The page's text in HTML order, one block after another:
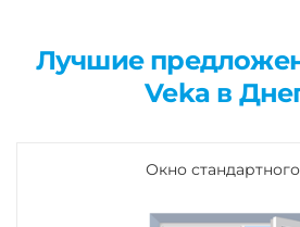
Лучшие
Veka в
Окно